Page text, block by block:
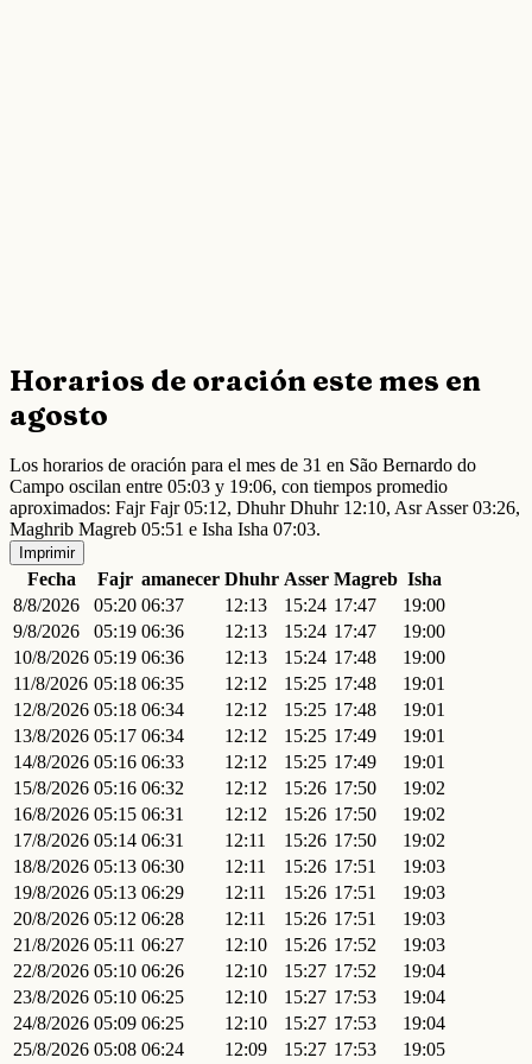
Horarios de oración este mes en
agosto
Los horarios de oración para el mes de 31 en São Bernardo do
Campo oscilan entre 05:03 y 19:06, con tiempos promedio
aproximados: Fajr Fajr 05:12, Dhuhr Dhuhr 12:10, Asr Asser 03:26,
Maghrib Magreb 05:51 e Isha Isha 07:03.
Imprimir
Fecha Fajr amanecer Dhuhr Asser Magreb Isha
8/8/2026
05:20 06:37 12:13 15:24 17:47
19:00
9/8/2026
05:19 06:36 12:13 15:24 17:47
19:00
10/8/2026 05:19 06:36 12:13 15:24 17:48
19:00
11/8/2026 05:18 06:35 12:12 15:25 17:48
19:01
12/8/2026 05:18 06:34 12:12 15:25 17:48
19:01
13/8/2026 05:17 06:34 12:12 15:25 17:49
19:01
14/8/2026 05:16 06:33 12:12 15:25 17:49
19:01
15/8/2026 05:16 06:32 12:12 15:26 17:50
19:02
16/8/2026 05:15 06:31 12:12 15:26 17:50
19:02
17/8/2026 05:14 06:31 12:11 15:26 17:50
19:02
18/8/2026 05:13 06:30 12:11 15:26 17:51
19:03
19/8/2026 05:13 06:29 12:11 15:26 17:51
19:03
20/8/2026 05:12 06:28 12:11 15:26 17:51
19:03
21/8/2026 05:11 06:27 12:10 15:26 17:52
19:03
22/8/2026 05:10 06:26 12:10 15:27 17:52
19:04
23/8/2026 05:10 06:25 12:10 15:27 17:53
19:04
24/8/2026 05:09 06:25 12:10 15:27 17:53
19:04
25/8/2026 05:08 06:24 12:09 15:27 17:53 19:05